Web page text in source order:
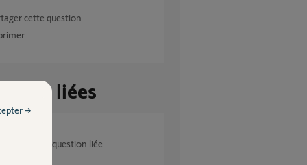
cette question
liées
Aucune question liée
→